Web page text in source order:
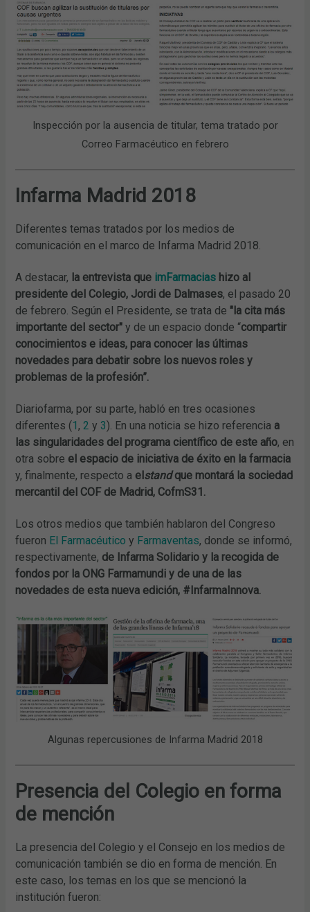
Inspección por la ausencia de titular, tema tratado por
Correo Farmacéutico en febrero
Infarma Madrid 2018
Diferentes temas tratados por los medios de
comunicación en el marco de Infarma Madrid 2018.
A destacar, la entrevista que imFarmacias hizo al
presidente del Colegio, Jordi de Dalmases, el pasado 20
de febrero. Según el Presidente, se trata de "la cita más
importante del sector" y de un espacio donde “compartir
conocimientos e ideas, para conocer las últimas
novedades para debatir sobre los nuevos roles y
problemas de la profesión”.
Diariofarma, por su parte, habló en tres ocasiones
diferentes (1,2 y3). En una noticia se hizo referencia a
las singularidades del programa científico de este año, en
otra sobre el espacio de iniciativa de éxito en la farmacia
y, finalmente, respecto a elstandque montará la sociedad
mercantil del COF de Madrid, CofmS31.
Los otros medios que también hablaron del Congreso
fueron El Farmacéutico y Farmaventas, donde se informó,
respectivamente, de Infarma Solidario y la recogida de
fondos por la ONG Farmamundi y de una de las
novedades de esta nueva edición, #InfarmaInnova.
Algunas repercusiones de Infarma Madrid 2018
Presencia del Colegio en forma
de mención
La presencia del Colegio y el Consejo en los medios de
comunicación también se dio en forma de mención. En
este caso, los temas en los que se mencionó la
institución fueron: